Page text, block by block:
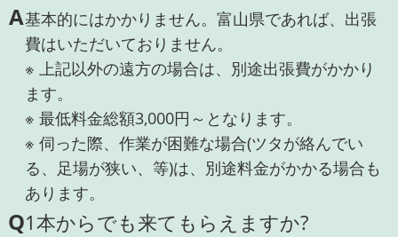
A基本的にはかかりません。富山県であれば、出張
費はいただいておりません。
※ 上記以外の遠方の場合は、別途出張費がかかり
ます。
※ 最低料金総額3,000円～となります。
※ 伺った際、作業が困難な場合(ツタが絡んでい
る、足場が狭い、等)は、別途料金がかかる場合も
あります。
Q1本からでも来てもらえますか?